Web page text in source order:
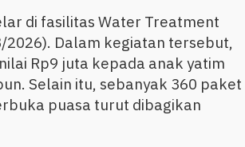
di fasilitas Water Treatment
2026). Dalam kegiatan tersebut,
Rp9 juta kepada anak yatim
Selain itu, sebanyak 360 paket
puasa turut dibagikan